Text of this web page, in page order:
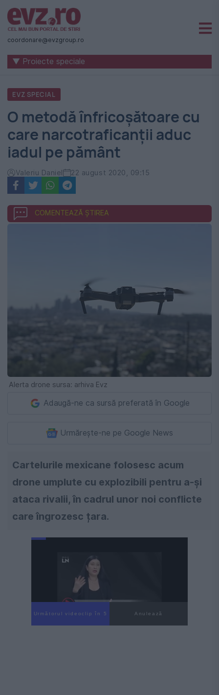
Știri
naționale
internaționale
România
-
Evenimentul
Zilei
coordonare@evzgroup.ro
▼ Proiecte speciale
EVZ SPECIAL
O metodă înfricoșătoare cu
care narcotraficanții aduc
iadul pe pământ
Valeriu Daniel 22 august 2020, 09:15
COMENTEAZĂ ȘTIREA
Alerta drone sursa: arhiva Evz
Adaugă-ne ca sursă preferată în Google
Urmărește-ne pe Google News
Cartelurile mexicane folosesc acum
drone umplute cu explozibili pentru a-și
ataca rivalii, în cadrul unor noi conflicte
care îngrozesc țara.
Următorul videoclip în 4 Anulează